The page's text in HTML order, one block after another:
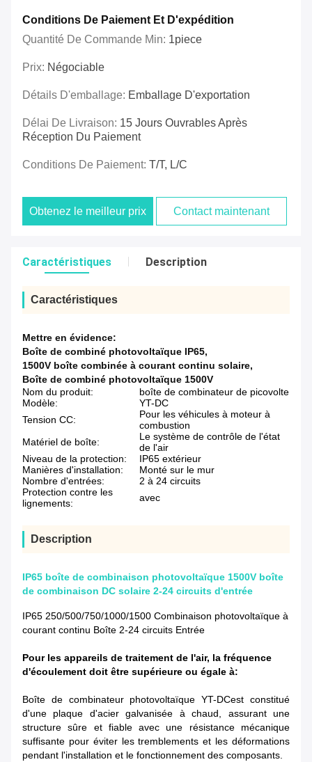
Conditions De Paiement Et D'expédition
Quantité De Commande Min: 1piece
Prix: Négociable
Détails D'emballage: Emballage D'exportation
Délai De Livraison: 15 Jours Ouvrables Après
Réception Du Paiement
Conditions De Paiement: T/T, L/C
Obtenez le meilleur prix Contact maintenant
Caractéristiques Description
Caractéristiques
Mettre en évidence:
Boîte de combiné photovoltaïque IP65,
1500V boîte combinée à courant continu solaire,
Boîte de combiné photovoltaïque 1500V
Nom du produit:
boîte de combinateur de picovolte
Modèle:
YT-DC
Tension CC:
Pour les véhicules à moteur à
combustion
Matériel de boîte:
Le système de contrôle de l'état
de l'air
Niveau de la protection:
IP65 extérieur
Manières d'installation:
Monté sur le mur
Nombre d'entrées:
2 à 24 circuits
Protection contre les
lignements:
avec
Description
IP65 boîte de combinaison photovoltaïque 1500V boîte
de combinaison DC solaire 2-24 circuits d'entrée
IP65 250/500/750/1000/1500 Combinaison photovoltaïque à
courant continu Boîte 2-24 circuits Entrée
Pour les appareils de traitement de l'air, la fréquence
d'écoulement doit être supérieure ou égale à:
Boîte de combinateur photovoltaïque YT-DCest constitué
d'une plaque d'acier galvanisée à chaud, assurant une
structure sûre et fiable avec une résistance mécanique
suffisante pour éviter les tremblements et les déformations
pendant l'installation et le fonctionnement des composants.